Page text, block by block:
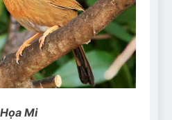
Bulldogs Play Fetch?
How to Train Them!
Ago
Often Do I Need to
My Bulldog
Ago
Mi